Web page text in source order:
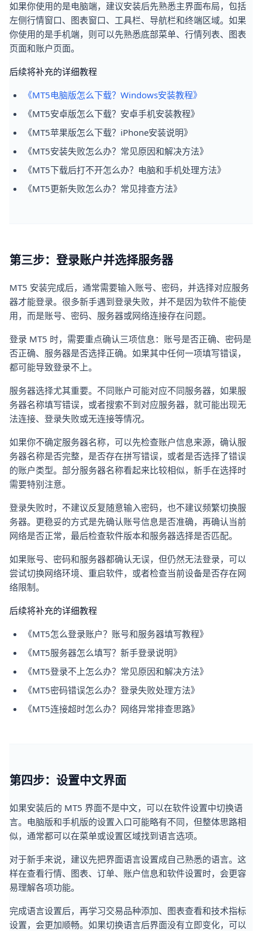
如果你使用的是电脑端，建议安装后先熟悉主界面布局，包括
左侧行情窗口、图表窗口、工具栏、导航栏和终端区域。如果
你使用的是手机端，则可以先熟悉底部菜单、行情列表、图表
页面和账户页面。
后续将补充的详细教程
《MT5电脑版怎么下载？Windows安装教程》
《MT5安卓版怎么下载？安卓手机安装教程》
《MT5苹果版怎么下载？iPhone安装说明》
《MT5安装失败怎么办？常见原因和解决方法》
《MT5下载后打不开怎么办？电脑和手机处理方法》
《MT5更新失败怎么办？常见排查方法》
第三步：登录账户并选择服务器
MT5 安装完成后，通常需要输入账号、密码，并选择对应服务
器才能登录。很多新手遇到登录失败，并不是因为软件不能使
用，而是账号、密码、服务器或网络连接存在问题。
登录 MT5 时，需要重点确认三项信息：账号是否正确、密码是
否正确、服务器是否选择正确。如果其中任何一项填写错误，
都可能导致登录不上。
服务器选择尤其重要。不同账户可能对应不同服务器，如果服
务器名称填写错误，或者搜索不到对应服务器，就可能出现无
法连接、登录失败或无连接等情况。
如果你不确定服务器名称，可以先检查账户信息来源，确认服
务器名称是否完整，是否存在拼写错误，或者是否选择了错误
的账户类型。部分服务器名称看起来比较相似，新手在选择时
需要特别注意。
登录失败时，不建议反复随意输入密码，也不建议频繁切换服
务器。更稳妥的方式是先确认账号信息是否准确，再确认当前
网络是否正常，最后检查软件版本和服务器选择是否匹配。
如果账号、密码和服务器都确认无误，但仍然无法登录，可以
尝试切换网络环境、重启软件，或者检查当前设备是否存在网
络限制。
后续将补充的详细教程
《MT5怎么登录账户？账号和服务器填写教程》
《MT5服务器怎么填写？新手登录说明》
《MT5登录不上怎么办？常见原因和解决方法》
《MT5密码错误怎么办？登录失败处理方法》
《MT5连接超时怎么办？网络异常排查思路》
第四步：设置中文界面
如果安装后的 MT5 界面不是中文，可以在软件设置中切换语
言。电脑版和手机版的设置入口可能略有不同，但整体思路相
似，通常都可以在菜单或设置区域找到语言选项。
对于新手来说，建议先把界面语言设置成自己熟悉的语言。这
样在查看行情、图表、订单、账户信息和软件设置时，会更容
易理解各项功能。
完成语言设置后，再学习交易品种添加、图表查看和技术指标
设置，会更加顺畅。如果切换语言后界面没有立即变化，可以